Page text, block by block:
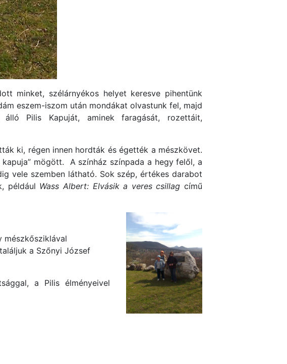
minket, szélárnyékos helyet keresve pihentünk
eszem-iszom után mondákat olvastunk fel, majd
álló Pilis Kapuját, aminek faragását, rozettáit,
ki, régen innen hordták és égették a mészkövet.
mögött. A színház színpada a hegy felől, a
vele szemben látható. Sok szép, értékes darabot
például Wass Albert: Elvásik a veres csillag című
mészkősziklával
a Szőnyi József
a Pilis élményeivel